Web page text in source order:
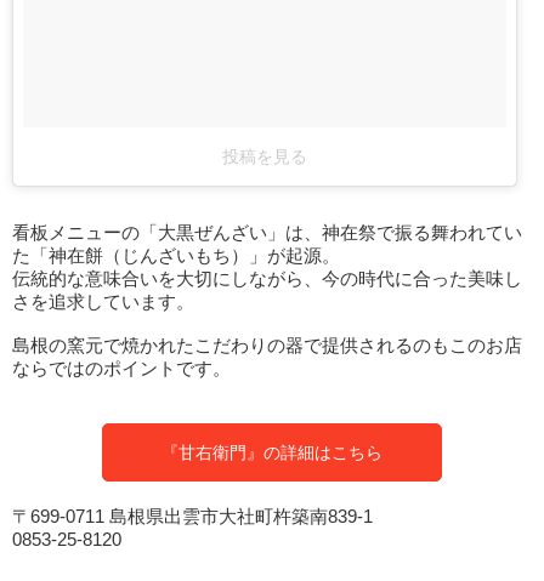
投稿を見る
看板メニューの「大黒ぜんざい」は、神在祭で振る舞われてい
た「神在餅（じんざいもち）」が起源。
伝統的な意味合いを大切にしながら、今の時代に合った美味し
さを追求しています。
島根の窯元で焼かれたこだわりの器で提供されるのもこのお店
ならではのポイントです。
『甘右衛門』の詳細はこちら
〒699-0711 島根県出雲市大社町杵築南839-1
0853-25-8120